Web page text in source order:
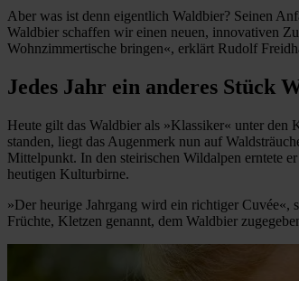
Aber was ist denn eigentlich Waldbier? Seinen
Waldbier schaffen wir einen neuen, innovativen
Wohnzimmertische bringen«, erklärt Rudolf
Jedes Jahr ein anderes Stück
Heute gilt das Waldbier als »Klassiker« unter den
standen, liegt das Augenmerk nun auf
Mittelpunkt. In den steirischen Wildalpen erntete
heutigen Kulturbirne.
»Der heurige Jahrgang wird ein richtiger Cuvée«,
Früchte, Kletzen genannt, dem Waldbier